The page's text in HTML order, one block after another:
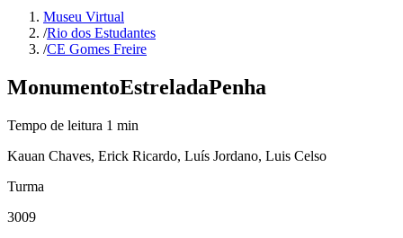
Museu Virtual
/Rio dos Estudantes
/CE Gomes Freire
MonumentoEstreladaPenha
Tempo de leitura 1 min
Kauan Chaves, Erick Ricardo, Luís Jordano, Luis Celso
Turma
3009